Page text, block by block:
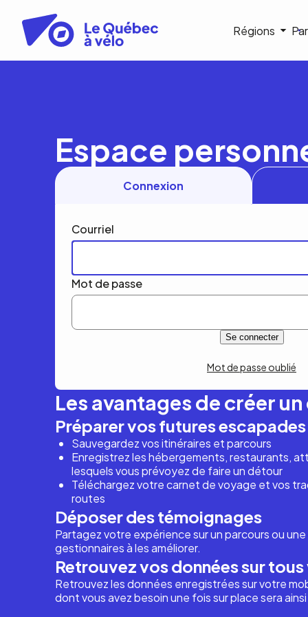
contenu
principal
Régions
Espace
Connexion
Courriel
Mot de passe
Mot de passe oublié
Les avantages de créer
Préparer vos futures escapades
Sauvegardez vos itinéraires et parcours
Enregistrez les hébergements, restaurants,
lesquels vous prévoyez de faire un détour
Téléchargez votre carnet de voyage et vos
routes
Déposer des témoignages
Partagez votre expérience sur un parcours ou
gestionnaires à les améliorer.
Retrouvez vos données sur
Retrouvez les données enregistrées sur votre
dont vous avez besoin une fois sur place sera